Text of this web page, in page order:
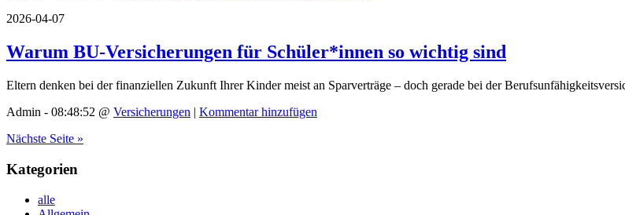
2026-04-07
Warum BU-Versicherungen für Schüler*innen so wichtig sind
Eltern denken bei der finanziellen Zukunft Ihrer Kinder meist an Sparverträge – doch gerade bei der
Admin - 08:48:52 @ Versicherungen | Kommentar hinzufügen
Nächste Seite »
Kategorien
alle